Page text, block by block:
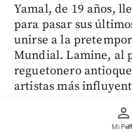
person
Mi
Yamal, de 19 años,
para pasar sus
unirse a la
Mundial. Lamine, al
reguetonero
artistas más